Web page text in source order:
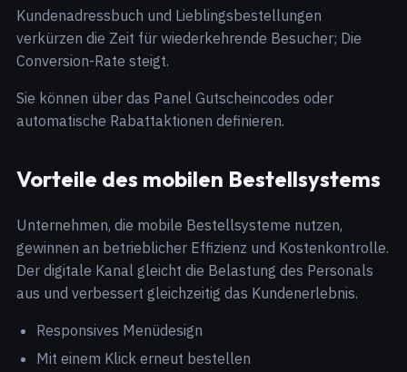
Kundenadressbuch und Lieblingsbestellungen
verkürzen die Zeit für wiederkehrende Besucher; Die
Conversion-Rate steigt.
Sie können über das Panel Gutscheincodes oder
automatische Rabattaktionen definieren.
Vorteile des mobilen Bestellsystems
Unternehmen, die mobile Bestellsysteme nutzen,
gewinnen an betrieblicher Effizienz und Kostenkontrolle.
Der digitale Kanal gleicht die Belastung des Personals
aus und verbessert gleichzeitig das Kundenerlebnis.
Responsives Menüdesign
Mit einem Klick erneut bestellen